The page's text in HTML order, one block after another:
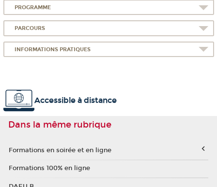
PROGRAMME
PARCOURS
INFORMATIONS PRATIQUES
Accessible à distance
Dans la même rubrique
Formations en soirée et en ligne
Formations 100% en ligne